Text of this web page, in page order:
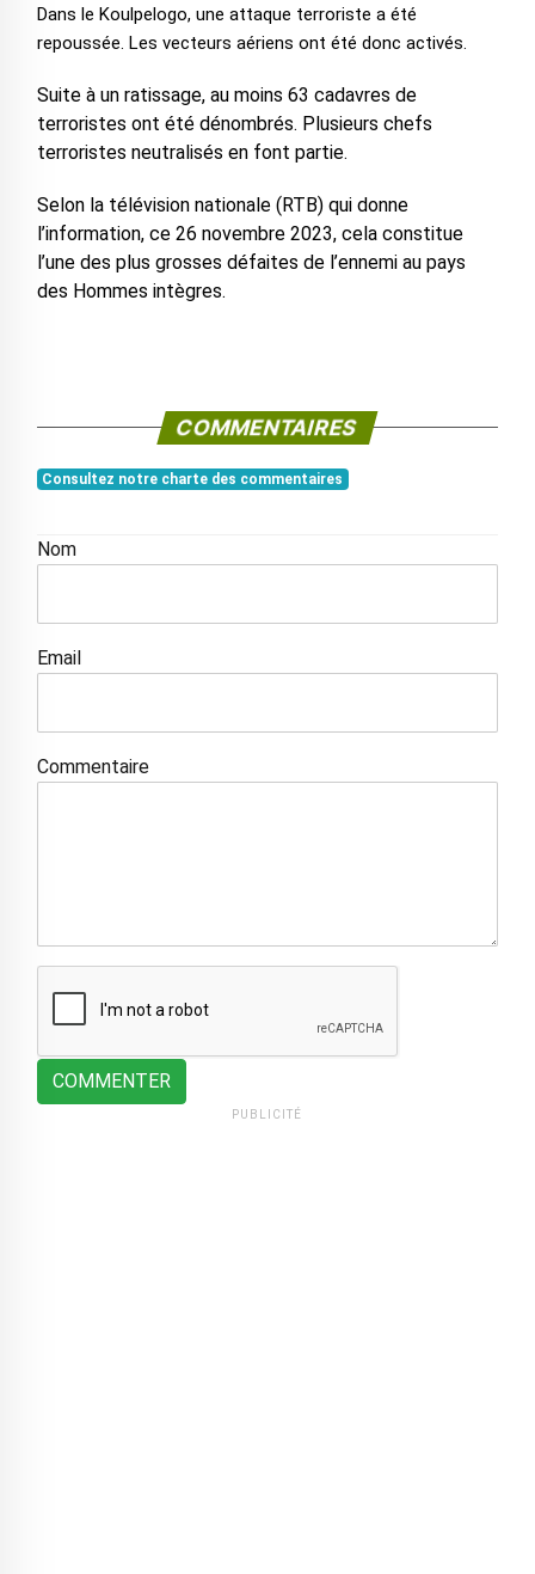
Dans le Koulpelogo, une attaque terroriste a été
repoussée. Les vecteurs aériens ont été donc activés.
Suite à un ratissage, au moins 63 cadavres de
terroristes ont été dénombrés. Plusieurs chefs
terroristes neutralisés en font partie.
Selon la télévision nationale (RTB) qui donne
l’information, ce 26 novembre 2023, cela constitue
l’une des plus grosses défaites de l’ennemi au pays
des Hommes intègres.
COMMENTAIRES
Consultez notre charte des commentaires
Nom
Email
Commentaire
COMMENTER
PUBLICITÉ